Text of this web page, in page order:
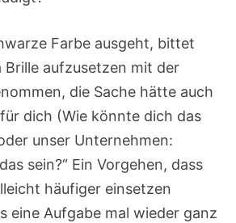
Farbe ausgeht, bittet
Brille aufzusetzen mit der
die Sache hätte auch
dich (Wie könnte dich das
unser Unternehmen:
sein?“ Ein Vorgehen, dass
häufiger einsetzen
eine Aufgabe mal wieder ganz